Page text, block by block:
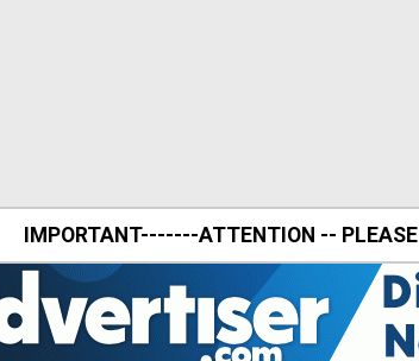
IMPORTANT-------ATTENTION -- PLEASE